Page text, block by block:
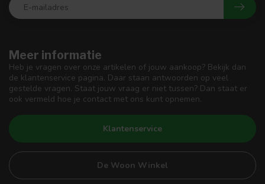
Meer informatie
Heb je vragen over onze artikelen of jouw aankoop? Bekijk dan
de klantenservice pagina. Daar staan antwoorden op veel
gestelde vragen. Staat jouw vraag er niet tussen? Dan staat er
ook vermeld hoe je contact met ons kunt opnemen.
Klantenservice
De Woon Winkel